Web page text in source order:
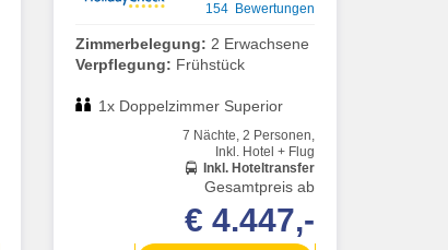
154 Bewertungen
Zimmerbelegung: 2 Erwachsene
Verpflegung: Frühstück
1x Doppelzimmer Superior
7 Nächte, 2 Personen,
Inkl. Hotel + Flug
Inkl. Hoteltransfer
Gesamtpreis ab
€ 4.447,-